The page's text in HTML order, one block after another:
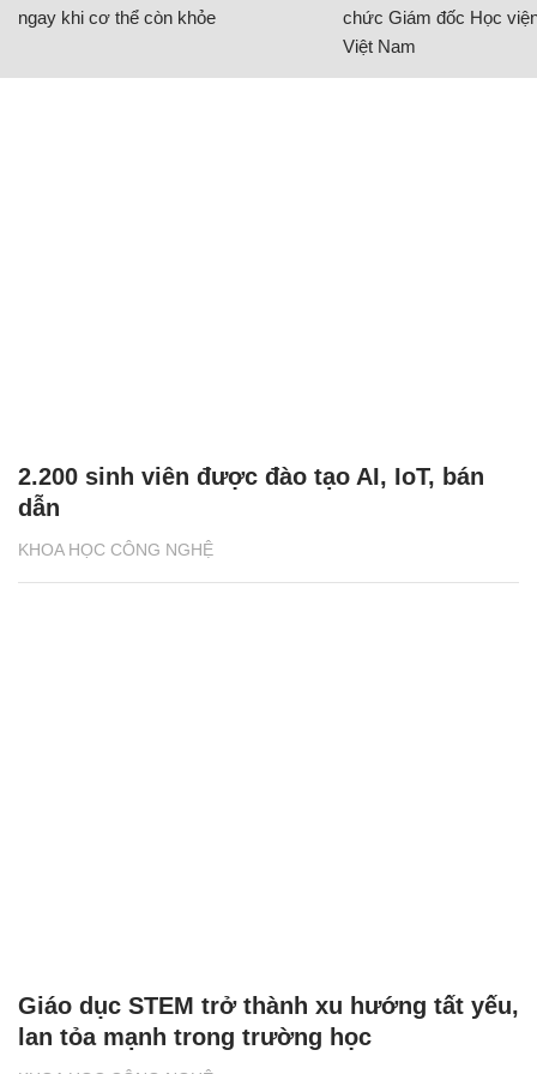
ngay khi cơ thể còn khỏe
chức Giám đốc Học
Việt Nam
KHOA HỌC CÔNG NGHỆ
2.200 sinh viên được đào tạo AI, IoT, bán
dẫn
Giáo dục STEM trở thành xu hướng tất yếu,
lan tỏa mạnh trong trường học